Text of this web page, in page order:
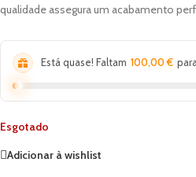
qualidade assegura um acabamento
Está quase! Faltam 100,00€
Esgotado
Adicionar à wishlist